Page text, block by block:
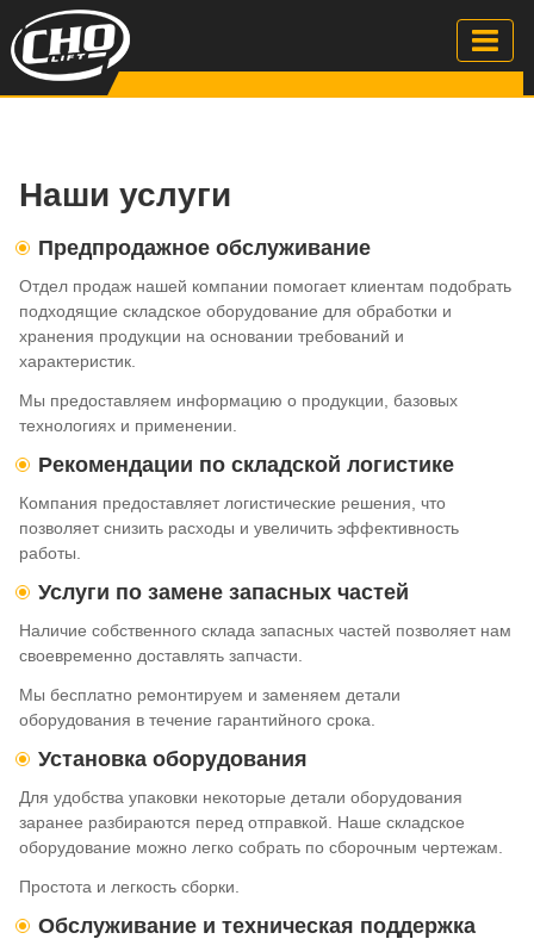
Наши услуги
Предпродажное обслуживание
Отдел продаж нашей компании помогает клиентам подобрать
подходящие складское оборудование для обработки и
хранения продукции на основании требований и
характеристик.
Мы предоставляем информацию о продукции, базовых
технологиях и применении.
Рекомендации по складской логистике
Компания предоставляет логистические решения, что
позволяет снизить расходы и увеличить эффективность
работы.
Услуги по замене запасных частей
Наличие собственного склада запасных частей позволяет нам
своевременно доставлять запчасти.
Мы бесплатно ремонтируем и заменяем детали
оборудования в течение гарантийного срока.
Установка оборудования
Для удобства упаковки некоторые детали оборудования
заранее разбираются перед отправкой. Наше складское
оборудование можно легко собрать по сборочным чертежам.
Простота и легкость сборки.
Обслуживание и техническая поддержка